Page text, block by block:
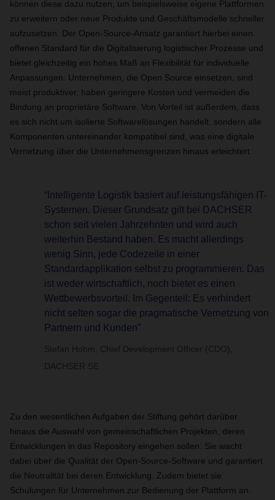
können diese dazu nutzen, um beispielsweise eigene Plattformen
zu erweitern oder neue Produkte und Geschäftsmodelle schneller
aufzusetzen. Der Open-Source-Ansatz garantiert hierbei einen
offenen Standard für die Digitalisierung logistischer Prozesse und
bietet gleichzeitig ein hohes Maß an Flexibilität für individuelle
Anpassungen. Unternehmen, die Open Source einsetzen, sind
meist produktiver, haben geringere Kosten und vermeiden die
Bindung an proprietäre Software. Von Vorteil ist außerdem, dass
es sich nicht um isolierte Softwarelösungen handelt, sondern alle
Komponenten untereinander kompatibel sind, was eine digitale
Vernetzung über die Unternehmensgrenzen hinaus erleichtert.
“Intelligente Logistik basiert auf leistungsfähigen IT-
Systemen. Dieser Grundsatz gilt bei DACHSER
schon seit vielen Jahrzehnten und wird auch
weiterhin Bestand haben. Es macht allerdings
wenig Sinn, jede Codezeile in einer
Standardapplikation selbst zu programmieren. Das
ist weder wirtschaftlich, noch bietet es einen
Wettbewerbsvorteil. Im Gegenteil: Es verhindert
nicht selten sogar die pragmatische Vernetzung von
Partnern und Kunden”
Stefan Hohm, Chief Development Officer (CDO),
DACHSER SE
Zu den wesentlichen Aufgaben der Stiftung gehört darüber
hinaus die Auswahl von gemeinschaftlichen Projekten, deren
Entwicklungen in das Repository eingehen sollen. Sie wacht
dabei über die Qualität der Open-Source-Software und garantiert
die Neutralität bei deren Entwicklung. Zudem bietet sie
Schulungen für Unternehmen zur Bedienung der Plattform an.